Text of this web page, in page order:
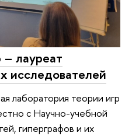
лауреат
исследователей
лаборатория теории игр
с Научно-учебной
гиперграфов и их